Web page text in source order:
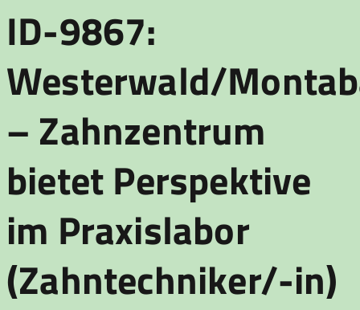
ID-9867:
Westerwald/
– Zahnzentrum
bietet Perspektive
im Praxislabor
(Zahntechniker/-in)